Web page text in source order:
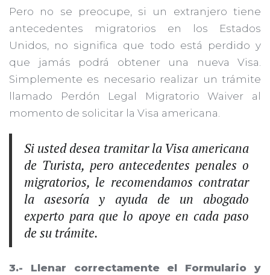
Pero no se preocupe, si un extranjero tiene
antecedentes migratorios en los Estados
Unidos, no significa que todo está perdido y
que jamás podrá obtener una nueva Visa.
Simplemente es necesario realizar un trámite
llamado Perdón Legal Migratorio Waiver al
momento de solicitar la Visa americana.
Si usted desea tramitar la Visa americana
de Turista, pero antecedentes penales o
migratorios, le recomendamos contratar
la asesoría y ayuda de un abogado
experto para que lo apoye en cada paso
de su trámite.
3.- Llenar correctamente el Formulario y